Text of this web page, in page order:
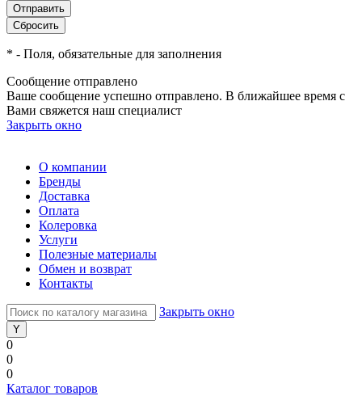
* - Поля, обязательные для заполнения
Сообщение отправлено
Ваше сообщение успешно отправлено. В ближайшее время с
Вами свяжется наш специалист
Закрыть окно
О компании
Бренды
Доставка
Оплата
Колеровка
Услуги
Полезные материалы
Обмен и возврат
Контакты
Закрыть окно
0
0
0
Каталог товаров